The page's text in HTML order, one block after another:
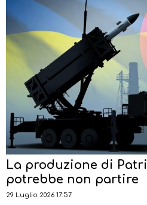
La produzione di
potrebbe non partire
29 Luglio 2026 17:57